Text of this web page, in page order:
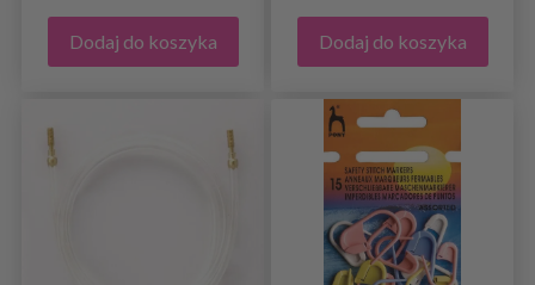
Dodaj do koszyka Dodaj do koszyka